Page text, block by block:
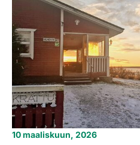
10 maaliskuun, 2026